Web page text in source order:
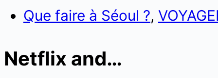
Que faire à Séoul ?,
Netflix and…